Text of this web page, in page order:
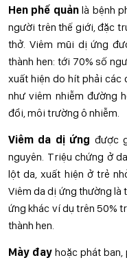
Hen phế quảnlà bệnh
người trên thế giới, đặc
thở. Viêm mũi dị ứng
thành hen: tới 70% số
xuất hiện do hít phải các
như viêm nhiễm đường
đổi, môi trường ô nhiễm.
Viêm da dị ứng được
nguyên. Triệu chứng ở
lột da, xuất hiện ở trẻ
Viêm da dị ứng thường là
ứng khác ví dụ trên 50%
thành hen.
Mày đay hoặc phát